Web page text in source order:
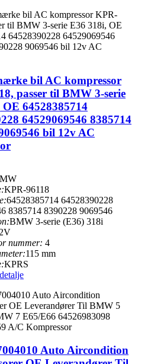
bil AC kompressor
passer til BMW 3-serie
64528385714
64529069546 8385714
bil 12v AC
KPR-96118
64528385714 64528390228
8385714 8390228 9069546
BMW 3-serie (E36) 318i
nummer: 4
115 mm
KPRS
detalje
Auto Aircondition